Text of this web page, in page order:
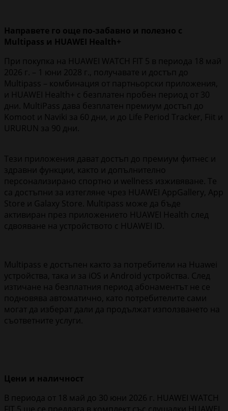
Направете го още по-забавно и полезно с
Multipass и HUAWEI Health+
При покупка на HUAWEI WATCH FIT 5 в периода 18 май
2026 г. – 1 юни 2028 г., получавате и достъп до
Multipass – комбинация от партньорски приложения,
и HUAWEI Health+ с безплатен пробен период от 30
дни. MultiPass дава безплатен премиум достъп до
Komoot и Naviki за 60 дни, и до Life Period Tracker, Fiit и
URURUN за 90 дни.
Тези приложения дават достъп до премиум фитнес и
здравни функции, както и допълнително
персонализирано спортно и wellness изживяване. Те
са достъпни за изтегляне чрез HUAWEI AppGallery, App
Store и Galaxy Store. Multipass може да бъде
активиран през приложението HUAWEI Health след
сдвояване на устройството с HUAWEI ID.
Multipass е достъпен както за потребители на Huawei
устройства, така и за iOS и Android устройства. След
изтичане на безплатния период абонаментът не се
подновява автоматично, като потребителите сами
могат да изберат дали да продължат използването на
съответните услуги.
Цени и наличност
В периода от 18 май до 30 юни 2026 г. HUAWEI WATCH